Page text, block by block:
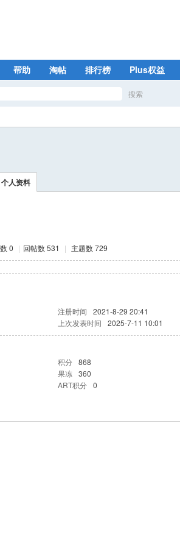
帮助 淘帖 排行榜 Plus权益
搜索
个人资料
0 | 回帖数 531 | 主题数 729
注册时间 2021-8-29 20:41
上次发表时间 2025-7-11 10:01
积分 868
果冻 360
ART积分 0